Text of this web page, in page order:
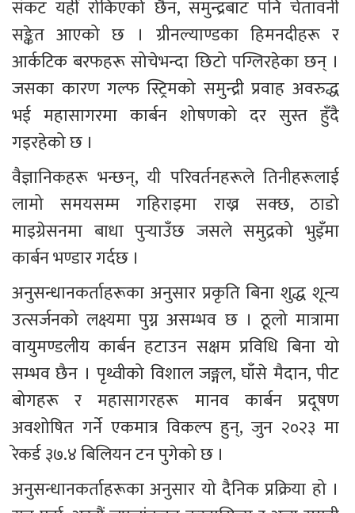
संकट यहीं रोकिएको छैन, समुन्द्रबाट पनि चेतावनी
सङ्केत आएको छ । ग्रीनल्याण्डका हिमनदीहरू र
आर्कटिक बरफहरू सोचेभन्दा छिटो पग्लिरहेका छन् ।
जसका कारण गल्फ स्ट्रिमको समुन्द्री प्रवाह अवरुद्ध
भई महासागरमा कार्बन शोषणको दर सुस्त हुँदै
गइरहेको छ ।
वैज्ञानिकहरू भन्छन्, यी परिवर्तनहरूले तिनीहरूलाई
लामो समयसम्म गहिराइमा राख्न सक्छ, ठाडो
माइग्रेसनमा बाधा पुर्‍याउँछ जसले समुद्रको भुइँमा
कार्बन भण्डार गर्दछ ।
अनुसन्धानकर्ताहरूका अनुसार प्रकृति बिना शुद्ध शून्य
उत्सर्जनको लक्ष्यमा पुग्न असम्भव छ । ठूलो मात्रामा
वायुमण्डलीय कार्बन हटाउन सक्षम प्रविधि बिना यो
सम्भव छैन । पृथ्वीको विशाल जङ्गल, घाँसे मैदान, पीट
बोगहरू र महासागरहरू मानव कार्बन प्रदूषण
अवशोषित गर्ने एकमात्र विकल्प हुन्, जुन २०२३ मा
रेकर्ड ३७.४ बिलियन टन पुगेको छ ।
अनुसन्धानकर्ताहरूका अनुसार यो दैनिक प्रक्रिया हो ।